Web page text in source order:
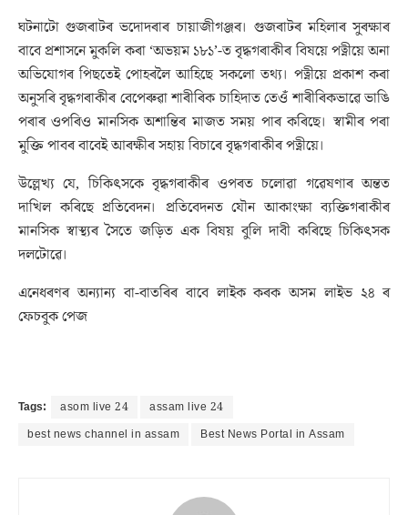
ঘটনাটো গুজৰাটৰ ভদোদৰাৰ চায়াজীগঞ্জৰ। গুজৰাটৰ মহিলাৰ সুৰক্ষাৰ
বাবে প্ৰশাসনে মুকলি কৰা ‘অভয়ম ১৮১’-ত বৃদ্ধগৰাকীৰ বিষয়ে পত্নীয়ে অনা
অভিযোগৰ পিছতেই পোহৰলৈ আহিছে সকলো তথ্য। পত্নীয়ে প্ৰকাশ কৰা
অনুসৰি বৃদ্ধগৰাকীৰ বেপেৰুৱা শাৰীৰিক চাহিদাত তেওঁ শাৰীৰিকভাৱে ভাঙি
পৰাৰ ওপৰিও মানসিক অশান্তিৰ মাজত সময় পাৰ কৰিছে। স্বামীৰ পৰা
মুক্তি পাবৰ বাবেই আৰক্ষীৰ সহায় বিচাৰে বৃদ্ধগৰাকীৰ পত্নীয়ে।
উল্লেখ্য যে, চিকিৎসকে বৃদ্ধগৰাকীৰ ওপৰত চলোৱা গৱেষণাৰ অন্তত
দাখিল কৰিছে প্ৰতিবেদন। প্ৰতিবেদনত যৌন আকাংক্ষা ব্যক্তিগৰাকীৰ
মানসিক স্বাস্থ্যৰ সৈতে জড়িত এক বিষয় বুলি দাবী কৰিছে চিকিৎসক
দলটোৱে।
এনেধৰণৰ অন্যান্য বা-বাতৰিৰ বাবে লাইক কৰক অসম লাইভ ২৪ ৰ
ফেচবুক পেজ
Tags: asom live 24
assam live 24
best news channel in assam
Best News Portal in Assam